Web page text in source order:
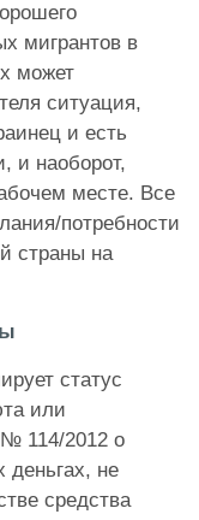
мигрантов в
может
ситуация,
и есть
и наоборот,
месте. Все
потребности
страны на
статус
или
№ 114/2012 о
деньгах, не
средства